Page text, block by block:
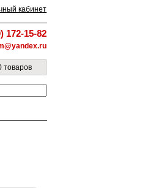
кабинет
172-15-82
товаров